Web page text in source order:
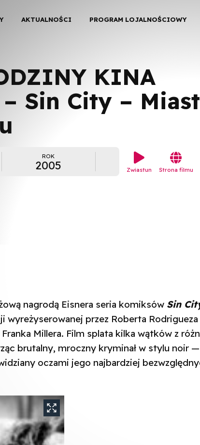
AKTUALNOŚCI PROGRAM LOJALNOŚCIOWY
KINA
– Sin City –
ROK
2005

Zwiastun

Strona filmu
nagrodą Eisnera seria komiksów Sin
wyreżyserowanej przez Roberta Rodrigueza
Millera. Film splata kilka wątków z
brutalny, mroczny kryminał w stylu noir
oczami jego najbardziej